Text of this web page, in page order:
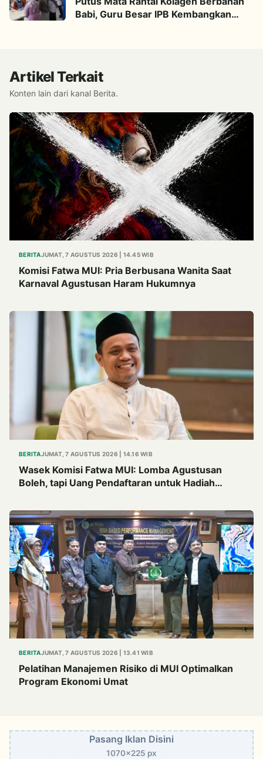
Babi, Guru Besar IPB Kembangkan
Artikel Terkait
Konten lain dari kanal Berita.
BERITAJUMAT, 7 AGUSTUS 2026 | 14.45 WIB
Komisi Fatwa MUI: Pria Berbusana Wanita Saat
Karnaval Agustusan Haram Hukumnya
BERITAJUMAT, 7 AGUSTUS 2026 | 14.16 WIB
Wasek Komisi Fatwa MUI: Lomba Agustusan
Boleh, tapi Uang Pendaftaran untuk Hadiah
BERITAJUMAT, 7 AGUSTUS 2026 | 13.41 WIB
Pelatihan Manajemen Risiko di MUI Optimalkan
Program Ekonomi Umat
Pasang Iklan Disini
1070x225 px